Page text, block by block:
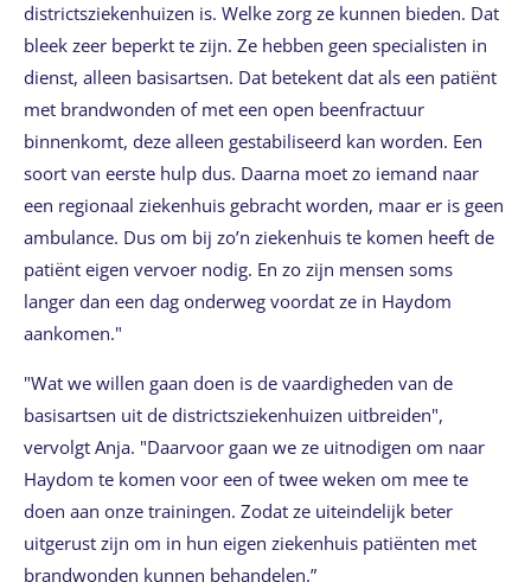
districtsziekenhuizen is. Welke zorg ze kunnen bieden. Dat
bleek zeer beperkt te zijn. Ze hebben geen specialisten in
dienst, alleen basisartsen. Dat betekent dat als een patiënt
met brandwonden of met een open beenfractuur
binnenkomt, deze alleen gestabiliseerd kan worden. Een
soort van eerste hulp dus. Daarna moet zo iemand naar
een regionaal ziekenhuis gebracht worden, maar er is geen
ambulance. Dus om bij zo’n ziekenhuis te komen heeft de
patiënt eigen vervoer nodig. En zo zijn mensen soms
langer dan een dag onderweg voordat ze in Haydom
aankomen."
"Wat we willen gaan doen is de vaardigheden van de
basisartsen uit de districtsziekenhuizen uitbreiden",
vervolgt Anja. "Daarvoor gaan we ze uitnodigen om naar
Haydom te komen voor een of twee weken om mee te
doen aan onze trainingen. Zodat ze uiteindelijk beter
uitgerust zijn om in hun eigen ziekenhuis patiënten met
brandwonden kunnen behandelen.”